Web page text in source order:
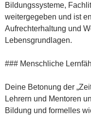
Bildungssysteme,
weitergegeben und ist
Aufrechterhaltung und
Lebensgrundlagen.
### Menschliche
Deine Betonung der
Lehrern und Mentoren
Bildung und formelles